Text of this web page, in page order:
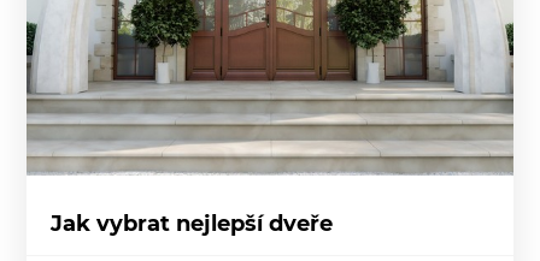
Jak vybrat nejlepší dveře